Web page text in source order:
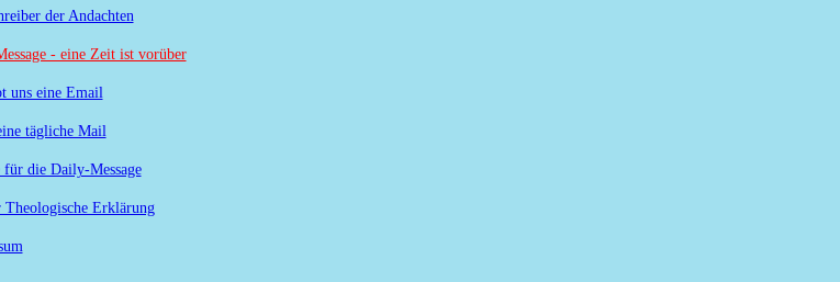
der Andachten
- eine Zeit ist vorüber
uns eine Email
tägliche Mail
für die Daily-Message
Theologische Erklärung